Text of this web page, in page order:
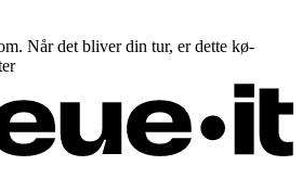
Når det bliver din tur, er dette kø-